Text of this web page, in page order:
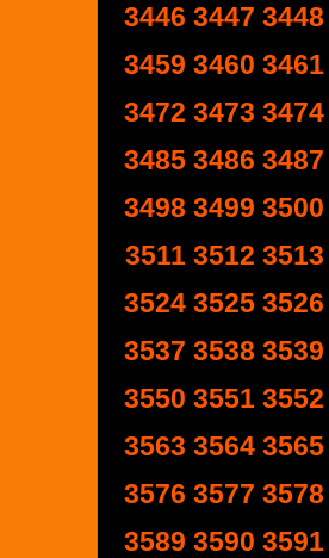
3446 3447 3448
3459 3460 3461
3472 3473 3474
3485 3486 3487
3498 3499 3500
3511 3512 3513
3524 3525 3526
3537 3538 3539
3550 3551 3552
3563 3564 3565
3576 3577 3578
3589 3590 3591